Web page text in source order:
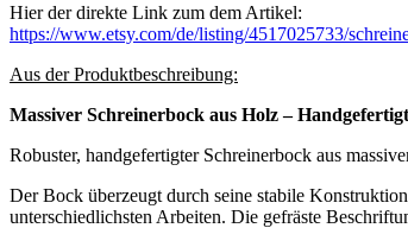
Hier der direkte Link zum dem Artikel:
https://www.etsy.com/de/listing/4517025733/
Aus der Produktbeschreibung:
Massiver Schreinerbock aus Holz –
Robuster, handgefertigter Schreinerbock aus
Der Bock überzeugt durch seine stabile
unterschiedlichsten Arbeiten. Die gefräste